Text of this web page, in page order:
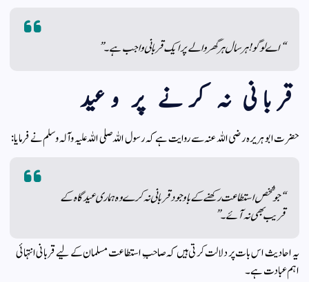
“اے لوگو! ہر سال ہر گھر والے پر ایک قربانی واجب ہے۔”
قربانی نہ کرنے پر وعید
حضرت ابو ہریرہ رضی اللہ عنہ سے روایت ہے کہ رسول اللہ صلی اللہ علیہ وآلہ وسلم نے فرمایا:
“جو شخص استطاعت رکھنے کے باوجود قربانی نہ کرے وہ ہماری عیدگاہ کے
قریب بھی نہ آئے۔”
یہ احادیث اس بات پر دلالت کرتی ہیں کہ صاحبِ استطاعت مسلمان کے لیے قربانی انتہائی
اہم عبادت ہے۔